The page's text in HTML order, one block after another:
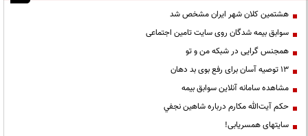
هشتمین کلان شهر ایران مشخص شد
سوابق بیمه شدگان روی سایت تامین اجتماعی
همجنس گرایی در شبکه من و تو
13 توصیه آسان برای رفع بوی بد دهان
مشاهده سامانه آنلاين سوابق بیمه
حكم آيت‌الله مكارم درباره شاهين نجفي
سایتهای همسریابی!